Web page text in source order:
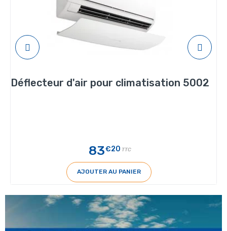
Déflecteur d'air pour climatisation 5002
83€20 TTC
AJOUTER AU PANIER